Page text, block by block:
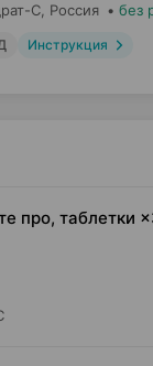
С , Россия • без
Инструкция
про, таблетки